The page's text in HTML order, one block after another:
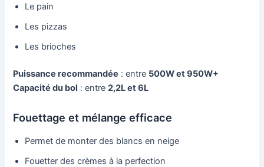
Le pain
Les pizzas
Les brioches
Puissance recommandée : entre 500W et 950W+
Capacité du bol : entre2,2L et 6L
Fouettage et mélange efficace
Permet de monter des blancs en neige
Fouetter des crèmes à la perfection